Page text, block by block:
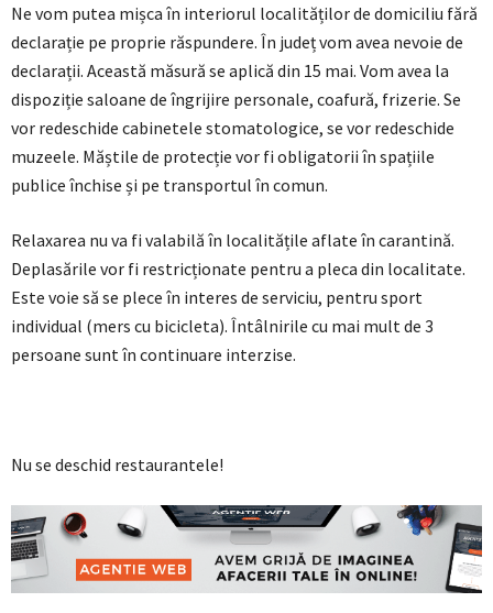
Ne vom putea mișca în interiorul localităților de domiciliu fără
declarație pe proprie răspundere. În județ vom avea nevoie de
declarații. Această măsură se aplică din 15 mai. Vom avea la
dispoziție saloane de îngrijire personale, coafură, frizerie. Se
vor redeschide cabinetele stomatologice, se vor redeschide
muzeele. Măștile de protecție vor fi obligatorii în spațiile
publice închise și pe transportul în comun.
Relaxarea nu va fi valabilă în localitățile aflate în carantină.
Deplasările vor fi restricționate pentru a pleca din localitate.
Este voie să se plece în interes de serviciu, pentru sport
individual (mers cu bicicleta). Întâlnirile cu mai mult de 3
persoane sunt în continuare interzise.
Nu se deschid restaurantele!